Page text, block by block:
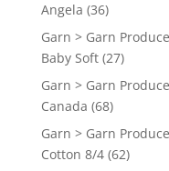
Angela (36)
Garn > Garn
Baby Soft (27)
Garn > Garn
Canada (68)
Garn > Garn
Cotton 8/4 (62)